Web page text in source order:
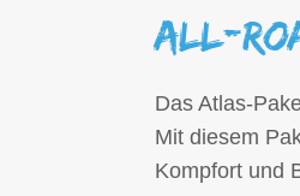
All-
Das Atlas-
Mit diesem
Kompfort und